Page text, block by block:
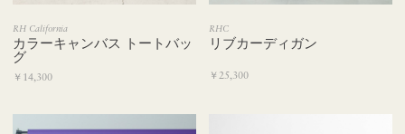
RH California
カラーキャンバス トートバッ
グ
￥14,300
RHC
リブカーディガン
￥25,300